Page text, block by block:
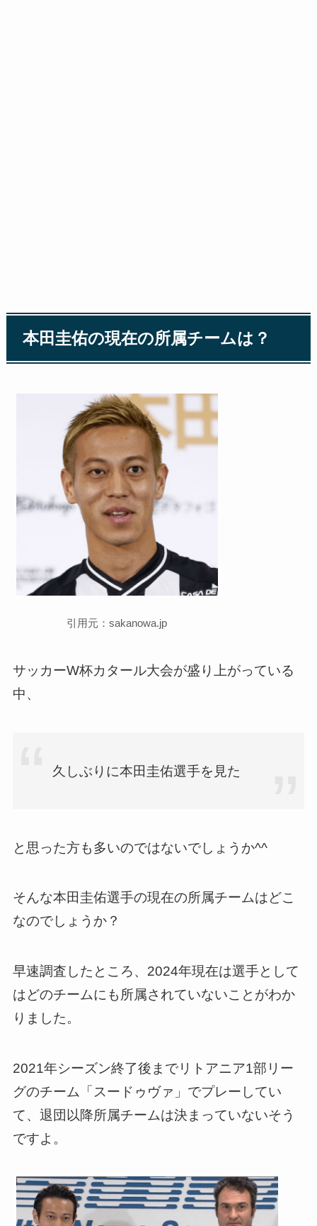
本田圭佑の現在の所属チームは？
引用元：sakanowa.jp
サッカーW杯カタール大会が盛り上がっている
中、
久しぶりに本田圭佑選手を見た
と思った方も多いのではないでしょうか^^
そんな本田圭佑選手の現在の所属チームはどこ
なのでしょうか？
早速調査したところ、2024年現在は選手として
はどのチームにも所属されていないことがわか
りました。
2021年シーズン終了後までリトアニア1部リー
グのチーム「スードゥヴァ」でプレーしてい
て、退団以降所属チームは決まっていないそう
ですよ。